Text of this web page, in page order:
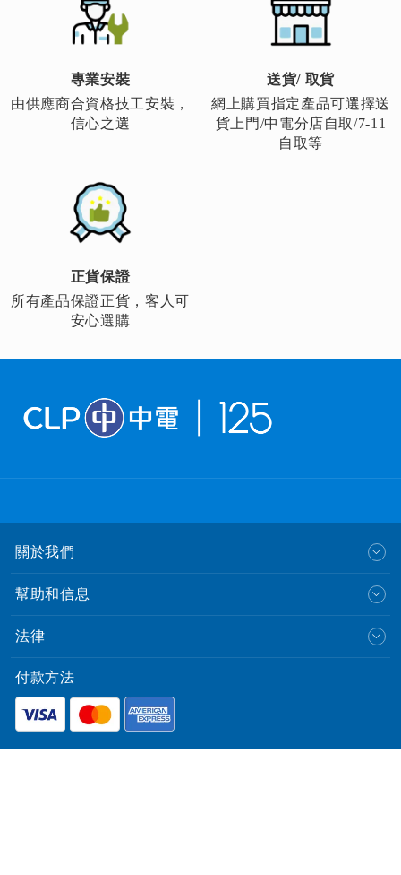
專業安裝
由供應商合資格技工安裝，
信心之選
送貨/ 取貨
網上購買指定產品可選擇送
貨上門/中電分店自取/7-11
自取等
正貨保證
所有產品保證正貨，客人可
安心選購
關於我們
幫助和信息
法律
付款方法